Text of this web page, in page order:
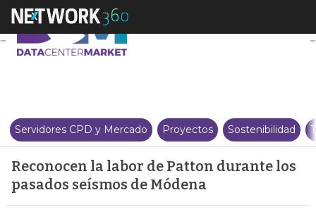
Reconocen la labor de Patton
Servidores CPD y Mercado Proyectos Sostenibilidad
Reconocen la labor de Patton durante los
pasados seísmos de Módena